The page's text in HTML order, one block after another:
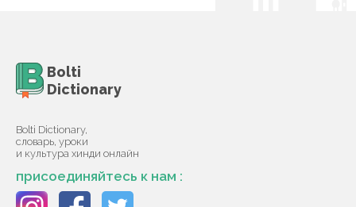
Bolti
Dictionary
Bolti Dictionary,
словарь, уроки
и культура хинди онлайн
присоединяйтесь к нам :